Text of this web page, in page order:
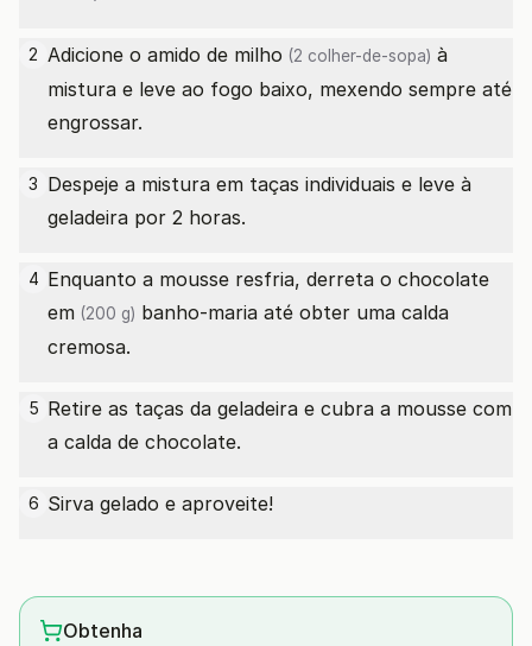
2 Adicione o amido de milho (2 colher-de-sopa) à
mistura e leve ao fogo baixo, mexendo sempre até
engrossar.
3 Despeje a mistura em taças individuais e leve à
geladeira por 2 horas.
4 Enquanto a mousse resfria, derreta o chocolate
em (200 g) banho-maria até obter uma calda
cremosa.
5 Retire as taças da geladeira e cubra a mousse com
a calda de chocolate.
6 Sirva gelado e aproveite!
Obtenha